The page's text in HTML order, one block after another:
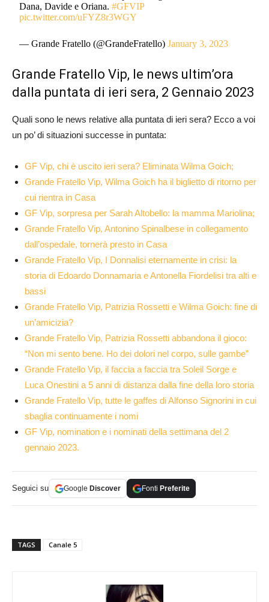
Dana, Davide e Oriana.#GFVIP
pic.twitter.com/uFYZ8r3WGY
— Grande Fratello (@GrandeFratello)January 3, 2023
Grande Fratello Vip, le news ultim’ora
dalla puntata di ieri sera, 2 Gennaio 2023
Quali sono le news relative alla puntata di ieri sera? Ecco a voi
un po’ di situazioni successe in puntata:
GF Vip, chi è uscito ieri sera? Eliminata Wilma Goich;
Grande Fratello Vip, Wilma Goich ha il biglietto di ritorno per
cui rientra in Casa
GF Vip, sorpresa per Sarah Altobello: la mamma Mariolina;
Grande Fratello Vip, Antonino Spinalbese in collegamento
dall’ospedale, tornerà presto in Casa
Grande Fratello Vip, I Donnalisi eternamente in crisi: la
storia di Edoardo Donnamaria e Antonella Fiordelisi tra alti e
bassi
Grande Fratello Vip, Patrizia Rossetti e Wilma Goich: fine di
un’amicizia?
Grande Fratello Vip, Patrizia Rossetti abbandona il gioco:
“Non mi sento bene. Ho dei dolori nel corpo, sulle gambe”
Grande Fratello Vip, il faccia a faccia tra Soleil Sorge e
Luca Onestini a 5 anni di distanza dalla fine della loro storia
Grande Fratello Vip, tutte le gaffes di Alfonso Signorini in cui
sbaglia continuamente i nomi
GF Vip, nomination e i nominati della settimana del 2
gennaio 2023.
Seguici su Google Discover Fonti Preferite
TAGS Canale 5